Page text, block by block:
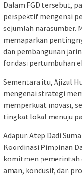
Dalam FGD tersebut,
perspektif mengenai
sejumlah narasumber.
memaparkan
dan pembangunan
fondasi pertumbuhan
Sementara itu, Ajizul
mengenai strategi
memperkuat inovasi,
tingkat lokal menuju
Adapun Atep Dadi
Koordinasi Pimpinan
komitmen pemerintah
aman, kondusif, dan